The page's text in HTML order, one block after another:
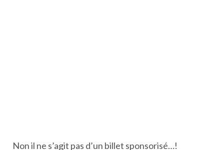
Non il ne s’agit pas d’un billet sponsorisé…!